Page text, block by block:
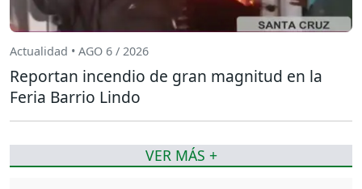
Actualidad • AGO 6 / 2026
Reportan incendio de gran magnitud en la
Feria Barrio Lindo
VER MÁS +